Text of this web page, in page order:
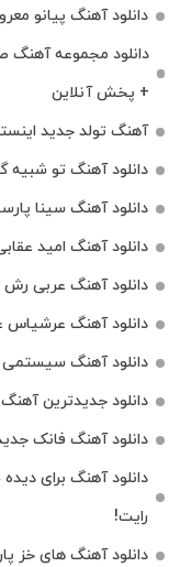
دانلود آهنگ پیانو
دانلود مجموعه آهنگ
+ پخش آنلاین
آهنگ تولد جدید
دانلود آهنگ تو
دانلود آهنگ سینا
دانلود آهنگ امید
دانلود آهنگ عربی
دانلود آهنگ عرشیاس
دانلود آهنگ سیستمی
دانلود جدیدترین
دانلود آهنگ فانک
دانلود آهنگ برای
رایت!
دانلود آهنگ های خز